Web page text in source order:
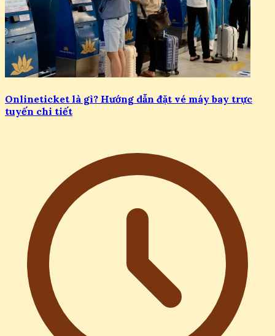
Onlineticket là gì? Hướng dẫn đặt vé máy bay trực
tuyến chi tiết